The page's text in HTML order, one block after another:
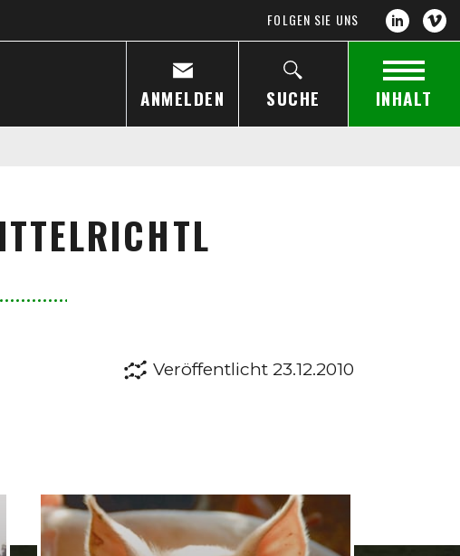
FOLGEN SIE UNS
ANMELDEN SUCHE INHALT
Veröffentlicht 23.12.2010